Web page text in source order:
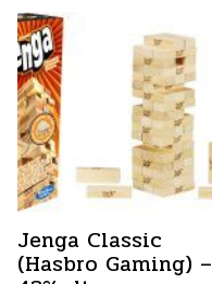
Jenga Classic
(Hasbro Gaming) –